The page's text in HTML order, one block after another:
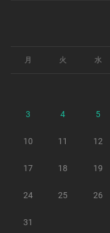
月 火 水
3 4 5
10 11 12
17 18 19
24 25 26
31